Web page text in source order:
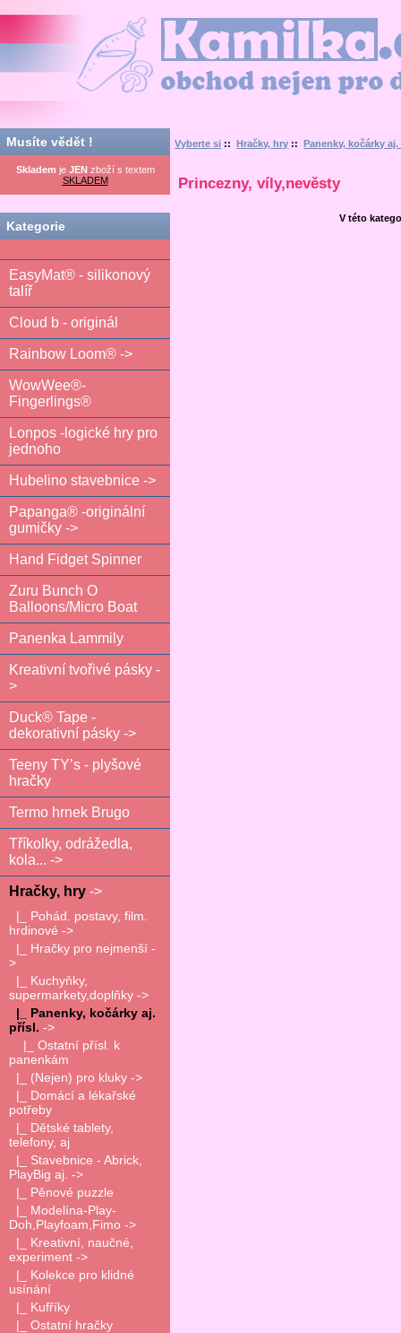
Kamilka.cz - obchod nejen pro děti
Musíte vědět !
Skladem je JENzboží s textem
SKLADEM
Kategorie
EasyMat® - silikonový
talíř
Cloud b - originál
Rainbow Loom® ->
WowWee®-
Fingerlings®
Lonpos -logické hry pro
jednoho
Hubelino stavebnice ->
Papanga® -originální
gumičky ->
Hand Fidget Spinner
Zuru Bunch O
Balloons/Micro Boat
Panenka Lammily
Kreativní tvořivé pásky -
>
Duck® Tape -
dekorativní pásky ->
Teeny TY’s - plyšové
hračky
Termo hrnek Brugo
Tříkolky, odrážedla,
kola... ->
Hračky, hry ->
|_ Pohád. postavy, film.
hrdinové ->
|_ Hračky pro nejmenší -
>
|_ Kuchyňky,
supermarkety,doplňky ->
|_ Panenky, kočárky aj.
přísl. ->
|_ Ostatní přísl. k
panenkám
|_ (Nejen) pro kluky ->
|_ Domácí a lékařské
potřeby
|_ Dětské tablety,
telefony, aj
|_ Stavebnice - Abrick,
PlayBig aj. ->
|_ Pěnové puzzle
|_ Modelína-Play-
Doh,Playfoam,Fimo ->
|_ Kreativní, naučné,
experiment ->
|_ Kolekce pro klidné
usínání
|_ Kufříky
|_ Ostatní hračky
Vyberte si ::Hračky, hry ::Panenky, kočárky
Princezny, víly,nevěsty
V této